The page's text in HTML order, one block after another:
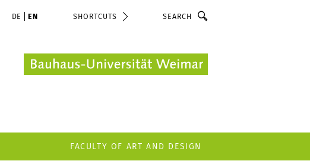
DE EN SHORTCUTS
FACULTY OF ART AND DESIGN